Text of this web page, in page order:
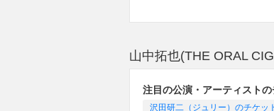
山中拓也(THE ORAL
注目の公演・アーティストの
沢田研二（ジュリー）のチケッ